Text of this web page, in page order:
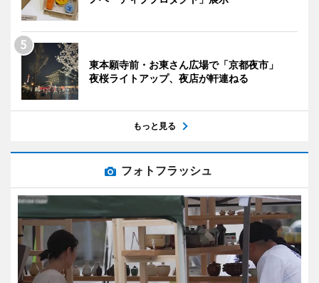
東本願寺前・お東さん広場で「京都夜市」
夜桜ライトアップ、夜店が軒連ねる
もっと見る
フォトフラッシュ